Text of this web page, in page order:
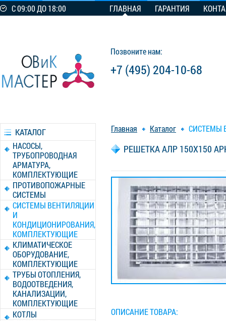
С 09:00 ДО 18:00 ГЛАВНАЯ ГАРАНТИЯ
Позвоните нам:
+7 (495) 204-10-68
КАТАЛОГ
НАСОСЫ,
ТРУБОПРОВОДНАЯ
АРМАТУРА,
КОМПЛЕКТУЮЩИЕ
ПРОТИВОПОЖАРНЫЕ
СИСТЕМЫ
СИСТЕМЫ ВЕНТИЛЯЦИИ
И
КОНДИЦИОНИРОВАНИЯ,
КОМПЛЕКТУЮЩИЕ
КЛИМАТИЧЕСКОЕ
ОБОРУДОВАНИЕ,
КОМПЛЕКТУЮЩИЕ
ТРУБЫ ОТОПЛЕНИЯ,
ВОДООТВЕДЕНИЯ,
КАНАЛИЗАЦИИ,
КОМПЛЕКТУЮЩИЕ
КОТЛЫ
Главная Каталог СИСТЕМЫ
РЕШЕТКА АЛР 150X150
ОПИСАНИЕ ТОВАРА: